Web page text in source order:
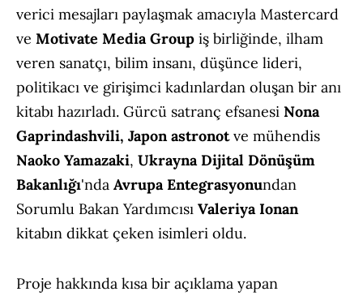
verici mesajları paylaşmak amacıyla Mastercard
ve Motivate Media Group iş birliğinde, ilham
veren sanatçı, bilim insanı, düşünce lideri,
politikacı ve girişimci kadınlardan oluşan bir anı
kitabı hazırladı. Gürcü satranç efsanesi Nona
Gaprindashvili, Japon astronotve mühendis
Naoko Yamazaki, Ukrayna Dijital Dönüşüm
Bakanlığı'nda Avrupa Entegrasyonundan
Sorumlu Bakan Yardımcısı Valeriya Ionan
kitabın dikkat çeken isimleri oldu.
Proje hakkında kısa bir açıklama yapan